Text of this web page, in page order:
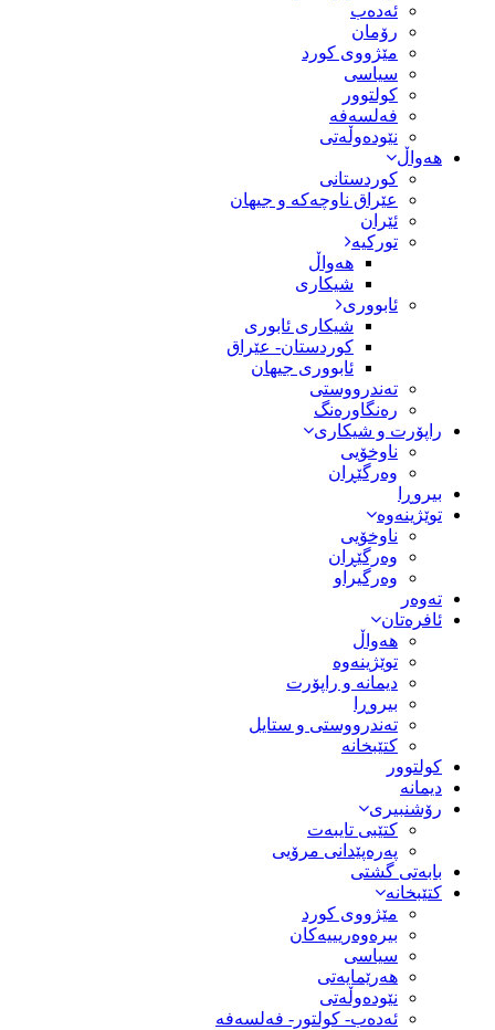
ئەدەب
رۆمان
مێژووى کورد
سیاسى
کولتوور
فەلسەفە
نێودەوڵەتی
هەواڵ
کوردستانی
عێراق ناوچەکە و جیهان
ئێران
تورکیە
هەواڵ
شیکاری
ئابووری
شیکاری ئابوری
کوردستان- عێراق
ئابووری جیهان
تەندرووستی
رەنگاورەنگ
راپۆرت و شیکاری
ناوخۆیی
وەرگێڕان
بیروڕا
توێژینەوە
ناوخۆیی
وەرگێڕان
وەرگیراو
تەوەر
ئافرەتان
هەواڵ
توێژینەوە
دیمانە و راپۆرت
بیروڕا
تەندرووستی و ستایل
کتێبخانە
کولتوور
دیمانە
رۆشنبیری
کتێبی تایبەت
پەرەپێدانی مرۆیی
بابەتی گشتی
کتێبخانە
مێژووى کورد
بیرەوەریییەکان
سیاسى
هەرێمایەتی
نێودەوڵەتی
ئەدەب- کولتور- فەلسەفە